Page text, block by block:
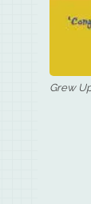
Grew